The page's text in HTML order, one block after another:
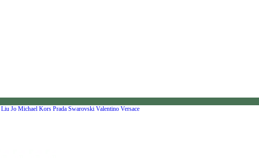
Liu Jo Michael Kors Prada Swarovski Valentino Versace